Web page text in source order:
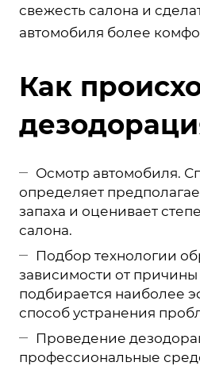
свежесть салона и
автомобиля более
Как
Осмотр автомобиля.
определяет
запаха и оценивает
салона.
Подбор технологии
зависимости от причины
подбирается наиболее
способ устранения
Проведение
профессиональные